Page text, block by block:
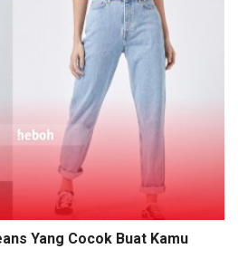
Yang Cocok Buat Kamu